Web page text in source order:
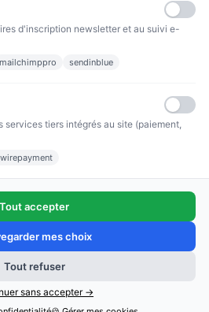
Ajouter au panier
- 2025 / poussieredestoiles.fr
d'inscription newsletter et au suivi e-
mailchimppro sendinblue
services tiers intégrés au site (paiement,
Tout accepter
mes choix
Tout refuser
sans accepter →